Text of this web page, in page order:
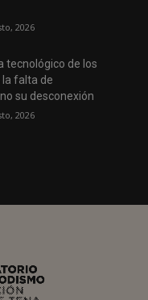
2026
tecnológico de los
la falta de
su desconexión
2026